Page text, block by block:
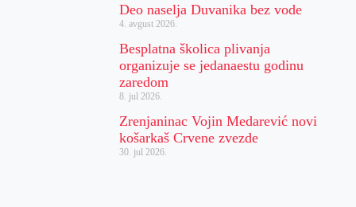
Deo naselja Duvanika bez vode
4. avgust 2026.
Besplatna školica plivanja
organizuje se jedanaestu godinu
zaredom
8. jul 2026.
Zrenjaninac Vojin Medarević novi
košarkaš Crvene zvezde
30. jul 2026.